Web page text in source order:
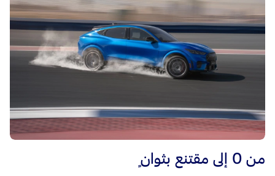
من 0 إلى مقتنع بثوانٍ